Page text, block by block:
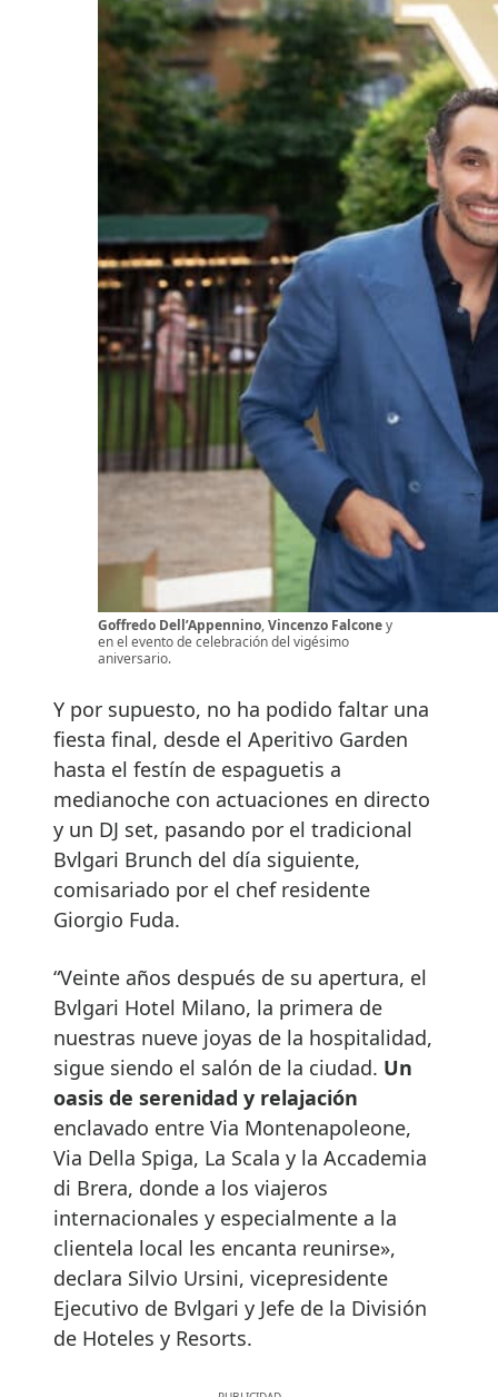
Goffredo Dell’Appennino,Vincenzo Falconey
en el evento de celebración del vigésimo
aniversario.
Y por supuesto, no ha podido faltar una
fiesta final, desde el Aperitivo Garden
hasta el festín de espaguetis a
medianoche con actuaciones en directo
y un DJ set, pasando por el tradicional
Bvlgari Brunch del día siguiente,
comisariado por el chef residente
Giorgio Fuda.
“Veinte años después de su apertura, el
Bvlgari Hotel Milano, la primera de
nuestras nueve joyas de la hospitalidad,
sigue siendo el salón de la ciudad. Un
oasis de serenidad y relajación
enclavado entre Via Montenapoleone,
Via Della Spiga, La Scala y la Accademia
di Brera, donde a los viajeros
internacionales y especialmente a la
clientela local les encanta reunirse»,
declara Silvio Ursini, vicepresidente
Ejecutivo de Bvlgari y Jefe de la División
de Hoteles y Resorts.